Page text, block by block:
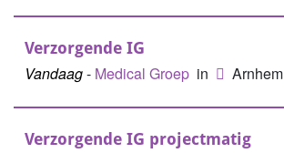
Verzorgende IG
Vandaag- Medical Groep in Arnhem
Verzorgende IG projectmatig